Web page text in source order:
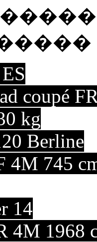
coupé
kg
Berline
4M 745
14
4M 1968